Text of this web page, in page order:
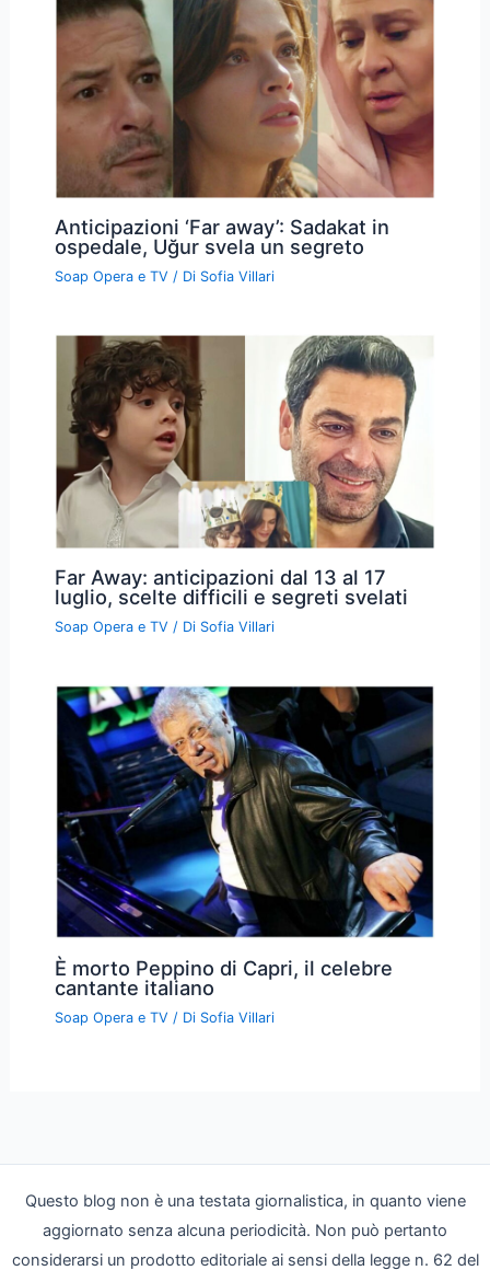
Anticipazioni ‘Far away’: Sadakat in
ospedale, Uğur svela un segreto
Soap Opera e TV / Di Sofia Villari
Far Away: anticipazioni dal 13 al 17
luglio, scelte difficili e segreti svelati
Soap Opera e TV / Di Sofia Villari
È morto Peppino di Capri, il celebre
cantante italiano
Soap Opera e TV / Di Sofia Villari
Questo blog non è una testata giornalistica, in quanto viene
aggiornato senza alcuna periodicità. Non può pertanto
considerarsi un prodotto editoriale ai sensi della legge n. 62 del